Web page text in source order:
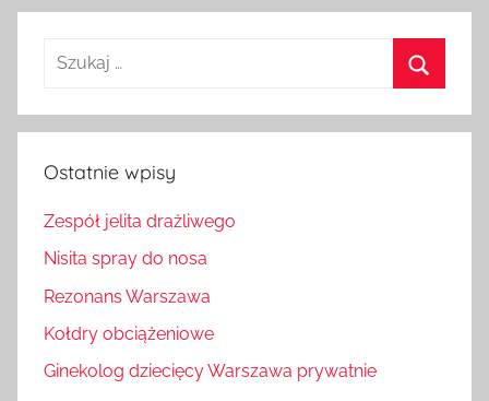
Szukaj:
Ostatnie wpisy
Zespół jelita drażliwego
Nisita spray do nosa
Rezonans Warszawa
Kołdry obciążeniowe
Ginekolog dziecięcy Warszawa prywatnie